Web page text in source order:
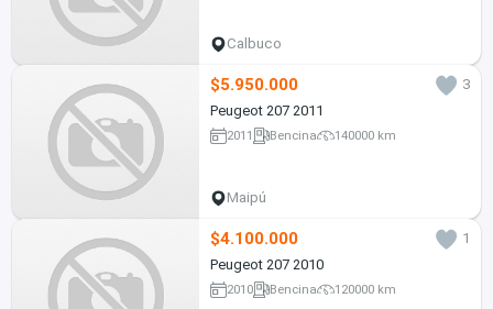
Calbuco
$5.950.000
3
Peugeot 207 2011
2011 Bencina 140000 km
Maipú
$4.100.000
1
Peugeot 207 2010
2010 Bencina 120000 km